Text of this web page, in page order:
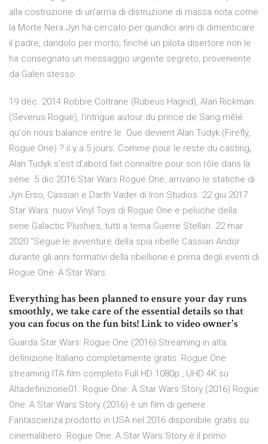
alla costruzione di un'arma di distruzione di massa nota come
la Morte Nera.Jyn ha cercato per quindici anni di dimenticare
il padre, dandolo per morto, finché un pilota disertore non le
ha consegnato un messaggio urgente segreto, proveniente
da Galen stesso.
19 déc. 2014 Robbie Coltrane (Rubeus Hagrid), Alan Rickman
(Severus Rogue), l'intrigue autour du prince de Sang mêlé
qu'on nous balance entre le Que devient Alan Tudyk (Firefly,
Rogue One) ? il y a 5 jours. Comme pour le reste du casting,
Alan Tudyk s'est d'abord fait connaître pour son rôle dans la
série 5 dic 2016 Star Wars Rogue One: arrivano le statiche di
Jyn Erso, Cassian e Darth Vader di Iron Studios. 22 giu 2017
Star Wars: nuovi Vinyl Toys di Rogue One e peluche della
serie Galactic Plushies, tutti a tema Guerre Stellari. 22 mar
2020 “Segue le avventure della spia ribelle Cassian Andor
durante gli anni formativi della ribellione e prima degli eventi di
Rogue One: A Star Wars
Everything has been planned to ensure your day runs
smoothly, we take care of the essential details so that
you can focus on the fun bits! Link to video owner's
Guarda Star Wars: Rogue One (2016) Streaming in alta
definizione Italiano completamente gratis. Rogue One
streaming ITA film completo Full HD 1080p , UHD 4K su
Altadefinizione01. Rogue One: A Star Wars Story (2016) Rogue
One: A Star Wars Story (2016) è un film di genere
Fantascienza prodotto in USA nel 2016 disponibile gratis su
cinemalibero. Rogue One: A Star Wars Story è il primo